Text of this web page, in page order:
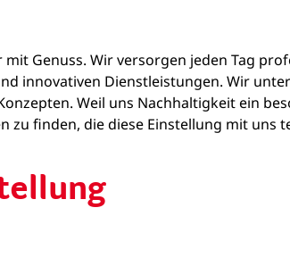
Genuss. Wir versorgen jeden Tag
innovativen Dienstleistungen. Wir
Weil uns Nachhaltigkeit ein
zu finden, die diese Einstellung mit uns